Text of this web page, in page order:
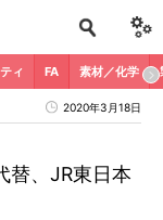
ィ FA 素材／化学
2020年3月18日
替、JR東日本